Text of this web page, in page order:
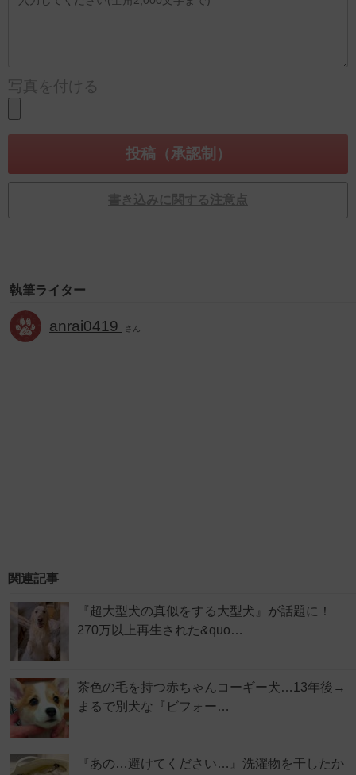
写真を付ける
書き込みに関する注意点
執筆ライター
anrai0419 さん
関連記事
『超大型犬の真似をする大型犬』が話題に！
270万以上再生された&quo…
茶色の毛を持つ赤ちゃんコーギー犬…13年後→
まるで別犬な『ビフォー…
『あの…避けてください…』洗濯物を干したか